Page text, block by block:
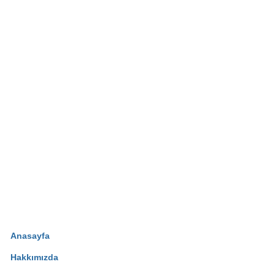
Anasayfa
Hakkımızda